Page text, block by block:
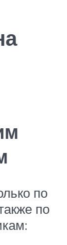
по
по